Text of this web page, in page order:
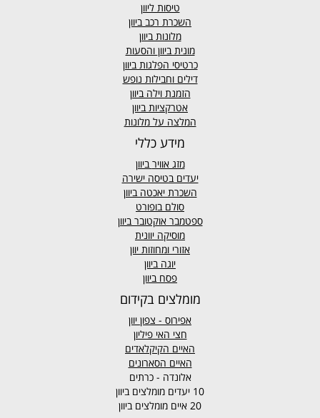
טיסות ליוון
השכרת רכב ביוון
מלונות ביוון
מונית ביוון והסעות
כרטיסי הפלגות ביוון
דילים וחבילות נופש
הזמנת וילה ביוון
אטרקציות ביוון
המלצה על מלונות
מידע כללי
מזג אווירביוון
יעדים בטיסה ישירה
השכרת יאכטה ביוון
סולם בופורט
ספטמבר אוקטובר ביוון
מוסיקה יוונית
אזורי ומחוזות יוון
יוגה ביוון
פסח ביוון
מומלצים בקידום
אפירוס - צפון יוון
חצי האי פיליון
האיים הקיקלאדים
האיים הסארונים
אלונדה - כרתים
10 יעדים מומלצים ביוון
20 איים מומלצים ביוון